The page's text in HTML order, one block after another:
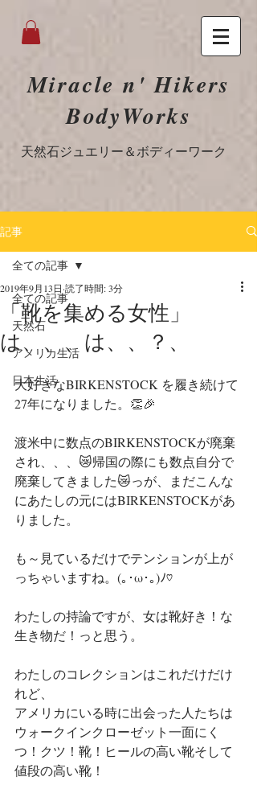
Miracle n' Hikers
BodyWorks
​天然石ジュエリー＆ボディーワーク
記事
全ての記事
天然石
アメリカ生活
日本生活
全ての記事
「靴を集める女性」
は、、、は、、？、
2019年9月13日 読了時間: 3分
大好きなBIRKENSTOCK を履き続けて
27年になりました。👏🎉
渡米中に数点のBIRKENSTOCKが廃棄
され、、、😿帰国の際にも数点自分で
廃棄してきました😿っが、まだこんな
にあたしの元にはBIRKENSTOCKがあ
りました。
も～見ているだけでテンションが上が
っちゃいますね。(｡･ω･｡)ﾉ♡
わたしの持論ですが、女は靴好き！な
生き物だ！っと思う。
わたしのコレクションはこれだけだけ
れど、
アメリカにいる時に出会った人たちは
ウォークインクローゼット一面にく
つ！クツ！靴！ヒールの高い靴そして
値段の高い靴！